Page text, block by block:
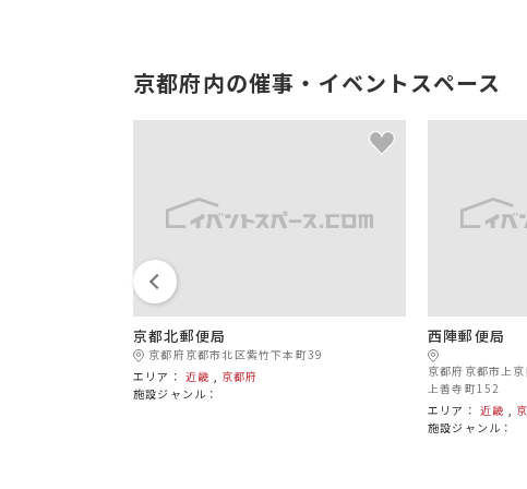
京都府内の催事・イベントスペース
京都北郵便局
京都府京都市北区紫竹下本町39
エリア： 近畿 , 京都府
施設ジャンル：
西陣郵便局
京都府京都市上
上善寺町152
エリア： 近畿 ,
施設ジャンル：